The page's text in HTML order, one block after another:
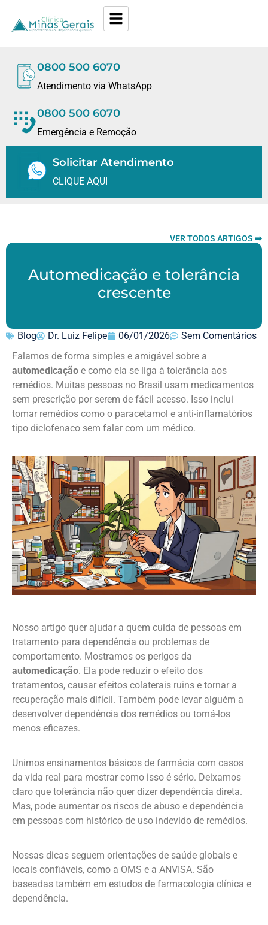
0800 500 6070
Atendimento via WhatsApp
0800 500 6070
Emergência e Remoção
Solicitar Atendimento
CLIQUE AQUI
VER TODOS ARTIGOS ➡
Automedicação e tolerância
crescente
Blog Dr. Luiz Felipe 06/01/2026
Sem Comentários
Falamos de forma simples e amigável sobre a
automedicação e como ela se liga à tolerância aos
remédios. Muitas pessoas no Brasil usam medicamentos
sem prescrição por serem de fácil acesso. Isso inclui
tomar remédios como o paracetamol e anti-inflamatórios
tipo diclofenaco sem falar com um médico.
Nosso artigo quer ajudar a quem cuida de pessoas em
tratamento para dependência ou problemas de
comportamento. Mostramos os perigos da
automedicação. Ela pode reduzir o efeito dos
tratamentos, causar efeitos colaterais ruins e tornar a
recuperação mais difícil. Também pode levar alguém a
desenvolver dependência dos remédios ou torná-los
menos eficazes.
Unimos ensinamentos básicos de farmácia com casos
da vida real para mostrar como isso é sério. Deixamos
claro que tolerância não quer dizer dependência direta.
Mas, pode aumentar os riscos de abuso e dependência
em pessoas com histórico de uso indevido de remédios.
Nossas dicas seguem orientações de saúde globais e
locais confiáveis, como a OMS e a ANVISA. São
baseadas também em estudos de farmacologia clínica e
dependência.